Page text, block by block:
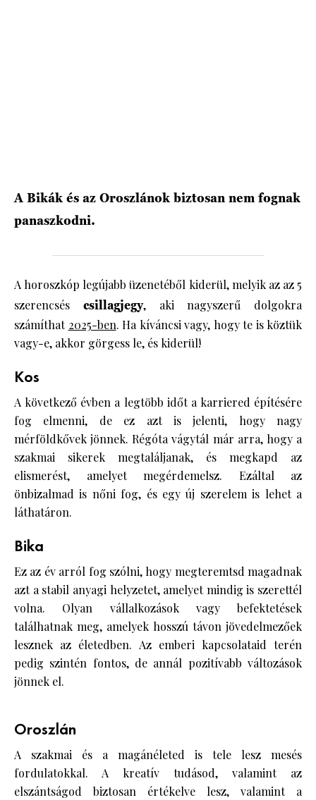
A Bikák és az Oroszlánok biztosan nem fognak
panaszkodni.
A horoszkóp legújabb üzenetéből kiderül, melyik az az 5
szerencsés csillagjegy, aki nagyszerű dolgokra
számíthat 2025-ben. Ha kíváncsi vagy, hogy te is köztük
vagy-e, akkor görgess le, és kiderül!
Kos
A következő évben a legtöbb időt a karriered építésére
fog elmenni, de ez azt is jelenti, hogy nagy
mérföldkővek jönnek. Régóta vágytál már arra, hogy a
szakmai sikerek megtaláljanak, és megkapd az
elismerést, amelyet megérdemelsz. Ezáltal az
önbizalmad is nőni fog, és egy új szerelem is lehet a
láthatáron.
Bika
Ez az év arról fog szólni, hogy megteremtsd magadnak
azt a stabil anyagi helyzetet, amelyet mindig is szerettél
volna. Olyan vállalkozások vagy befektetések
találhatnak meg, amelyek hosszú távon jövedelmezőek
lesznek az életedben. Az emberi kapcsolataid terén
pedig szintén fontos, de annál pozitívabb változások
jönnek el.
Oroszlán
A szakmai és a magánéleted is tele lesz mesés
fordulatokkal. A kreatív tudásod, valamint az
elszántságod biztosan értékelve lesz, valamint a